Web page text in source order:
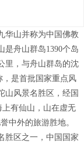
山并称为中国佛教
是舟山群岛1390个岛
里，与舟山群岛的沈
，是首批国家重点风
山风景名胜区，经国
有仙山，山在虚无
中外的旅游胜地。
胜区之一，中国国家